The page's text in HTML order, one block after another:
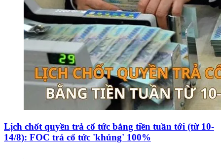
Lịch chốt quyền trả cổ tức bằng tiền tuần tới (từ 10-
14/8): FOC trả cổ tức 'khủng' 100%